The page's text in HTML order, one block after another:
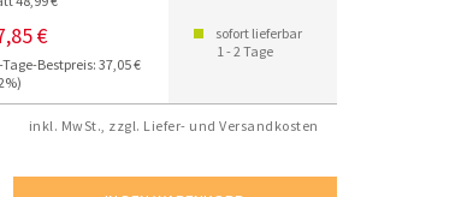
€
Tage-Bestpreis: 37,05 €
sofort lieferbar
1 - 2 Tage
inkl. MwSt., zzgl. Liefer- und Versandkosten